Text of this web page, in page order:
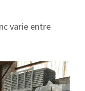
varie entre